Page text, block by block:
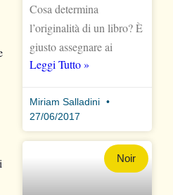
Cosa determina
l’originalità di un libro? È
giusto assegnare ai
Leggi Tutto »
Miriam Salladini
27/06/2017
Noir